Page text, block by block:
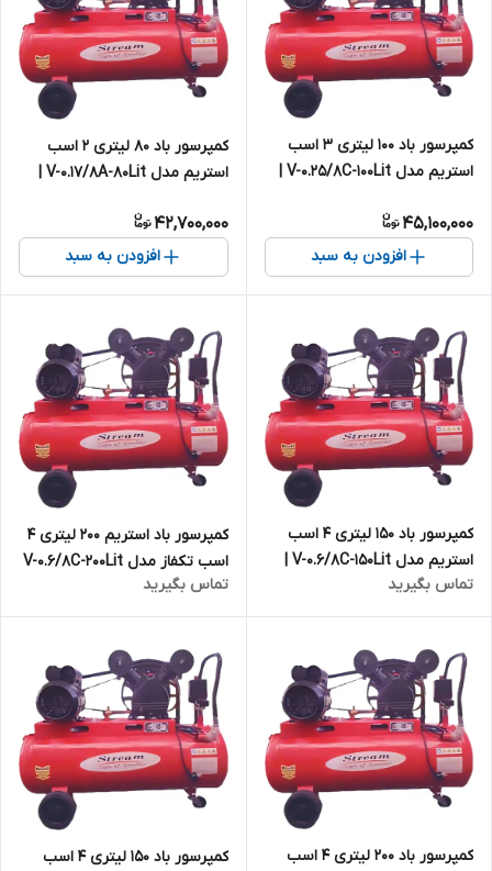
کمپرسور باد ۱۰۰ لیتری ۳ اسب
استریم مدل V-0.25/8C-100Lit |
45,100,000
افزودن به سبد
کمپرسور باد ۸۰ لیتری ۲ اسب
استریم مدل V-0.17/8A-80Lit |
42,700,000
افزودن به سبد
کمپرسور باد ۱۵۰ لیتری ۴ اسب
استریم مدل V-0.6/8C-150Lit |
پمپ باد سه فاز
تماس بگیرید
کمپرسور باد استریم ۲۰۰ لیتری ۴
اسب تکفاز مدل V-0.6/8C-200Lit
تماس بگیرید
کمپرسور باد ۲۰۰ لیتری ۴ اسب
کمپرسور باد ۱۵۰ لیتری ۴ اسب